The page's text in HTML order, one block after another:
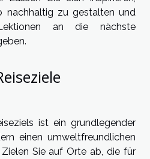
nachhaltig zu gestalten und
an die nächste
ist ein grundlegender
einen umweltfreundlichen
Sie auf Orte ab, die für